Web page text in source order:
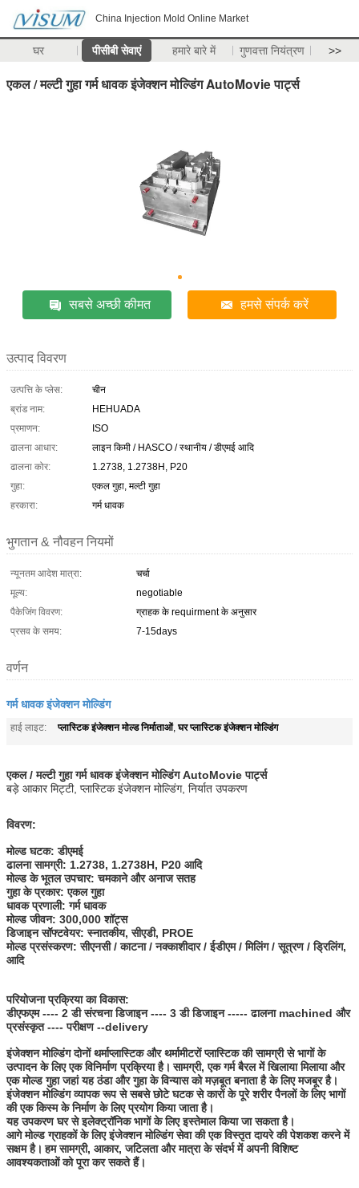
China Injection Mold Online Market
घर पीसीबी सेवाएं हमारे बारे में गुणवत्ता नियंत्रण >>
एकल / मल्टी गुहा गर्म धावक इंजेक्शन मोल्डिंग AutoMovie पार्ट्स
सबसे अच्छी कीमत हमसे संपर्क करें
उत्पाद विवरण
उत्पत्ति के प्लेस:
चीन
ब्रांड नाम:
HEHUADA
प्रमाणन:
ISO
ढालना आधार:
लाइन किमी / HASCO / स्थानीय / डीएमई आदि
ढालना कोर:
1.2738, 1.2738H, P20
गुहा:
एकल गुहा, मल्टी गुहा
हरकारा:
गर्म धावक
भुगतान & नौवहन नियमों
न्यूनतम आदेश मात्रा:
चर्चा
मूल्य:
negotiable
पैकेजिंग विवरण:
ग्राहक के requirment के अनुसार
प्रसव के समय:
7-15days
वर्णन
गर्म धावक इंजेक्शन मोल्डिंग
हाई लाइट: प्लास्टिक इंजेक्शन मोल्ड निर्माताओं,घर प्लास्टिक इंजेक्शन मोल्डिंग
एकल / मल्टी गुहा गर्म धावक इंजेक्शन मोल्डिंग AutoMovie पार्ट्स
बड़े आकार मिट्टी, प्लास्टिक इंजेक्शन मोल्डिंग, निर्यात उपकरण
विवरण:
मोल्ड घटक: डीएमई
ढालना सामग्री: 1.2738, 1.2738H, P20 आदि
मोल्ड के भूतल उपचार: चमकाने और अनाज सतह
गुहा के प्रकार: एकल गुहा
धावक प्रणाली: गर्म धावक
मोल्ड जीवन: 300,000 शॉट्स
डिजाइन सॉफ्टवेयर: स्नातकीय, सीएडी, PROE
मोल्ड प्रसंस्करण: सीएनसी / काटना / नक्काशीदार / ईडीएम / मिलिंग / सूत्रण / ड्रिलिंग,
आदि
परियोजना प्रक्रिया का विकास:
डीएफएम ---- 2 डी संरचना डिजाइन ---- 3 डी डिजाइन ----- ढालना machined और
प्रसंस्कृत ---- परीक्षण --delivery
इंजेक्शन मोल्डिंग दोनों थर्माप्लास्टिक और थर्मामीटरों प्लास्टिक की सामग्री से भागों के
उत्पादन के लिए एक विनिर्माण प्रक्रिया है। सामग्री, एक गर्म बैरल में खिलाया मिलाया और
एक मोल्ड गुहा जहां यह ठंडा और गुहा के विन्यास को मज़बूत बनाता है के लिए मजबूर है।
इंजेक्शन मोल्डिंग व्यापक रूप से सबसे छोटे घटक से कारों के पूरे शरीर पैनलों के लिए भागों
की एक किस्म के निर्माण के लिए प्रयोग किया जाता है।
यह उपकरण घर से इलेक्ट्रॉनिक भागों के लिए इस्तेमाल किया जा सकता है।
आगे मोल्ड ग्राहकों के लिए इंजेक्शन मोल्डिंग सेवा की एक विस्तृत दायरे की पेशकश करने में
सक्षम है। हम सामग्री, आकार, जटिलता और मात्रा के संदर्भ में अपनी विशिष्ट
आवश्यकताओं को पूरा कर सकते हैं।